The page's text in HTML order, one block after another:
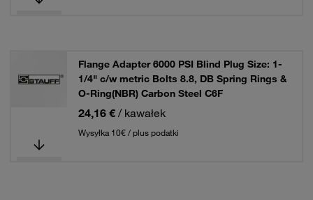
Flange Adapter 6000 PSI Blind Plug Size: 1-
1/4" c/w metric Bolts 8.8, DB Spring Rings &
O-Ring(NBR) Carbon Steel C6F
24,16 € / kawałek
Wysyłka 10€ / plus podatki